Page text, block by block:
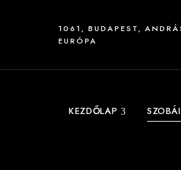
1061, BUDAPEST,
EURÓPA
KEZDŐLAP